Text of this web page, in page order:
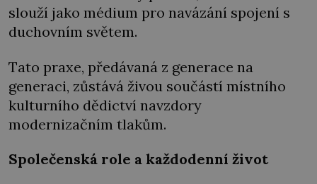
slouží jako médium pro navázání spojení s
duchovním světem.
Tato praxe, předávaná z generace na
generaci, zůstává živou součástí místního
kulturního dědictví navzdory
modernizačním tlakům.
Společenská role a každodenní život